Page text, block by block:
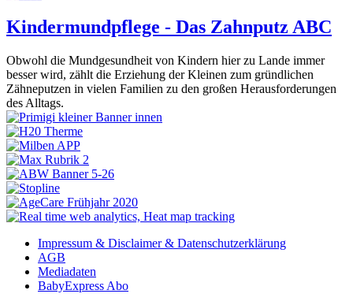
Kindermundpflege - Das Zahnputz ABC
Obwohl die Mundgesundheit von Kindern hier zu Lande immer
besser wird, zählt die Erziehung der Kleinen zum gründlichen
Zähneputzen in vielen Familien zu den großen Herausforderungen
des Alltags.
Impressum & Disclaimer & Datenschutzerklärung
AGB
Mediadaten
BabyExpress Abo